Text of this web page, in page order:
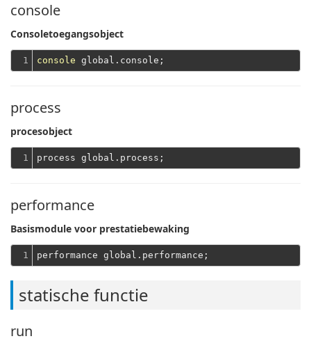
console
Consoletoegangsobject
1 console
process
procesobject
1
performance
Basismodule voor prestatiebewaking
1
statische functie
run